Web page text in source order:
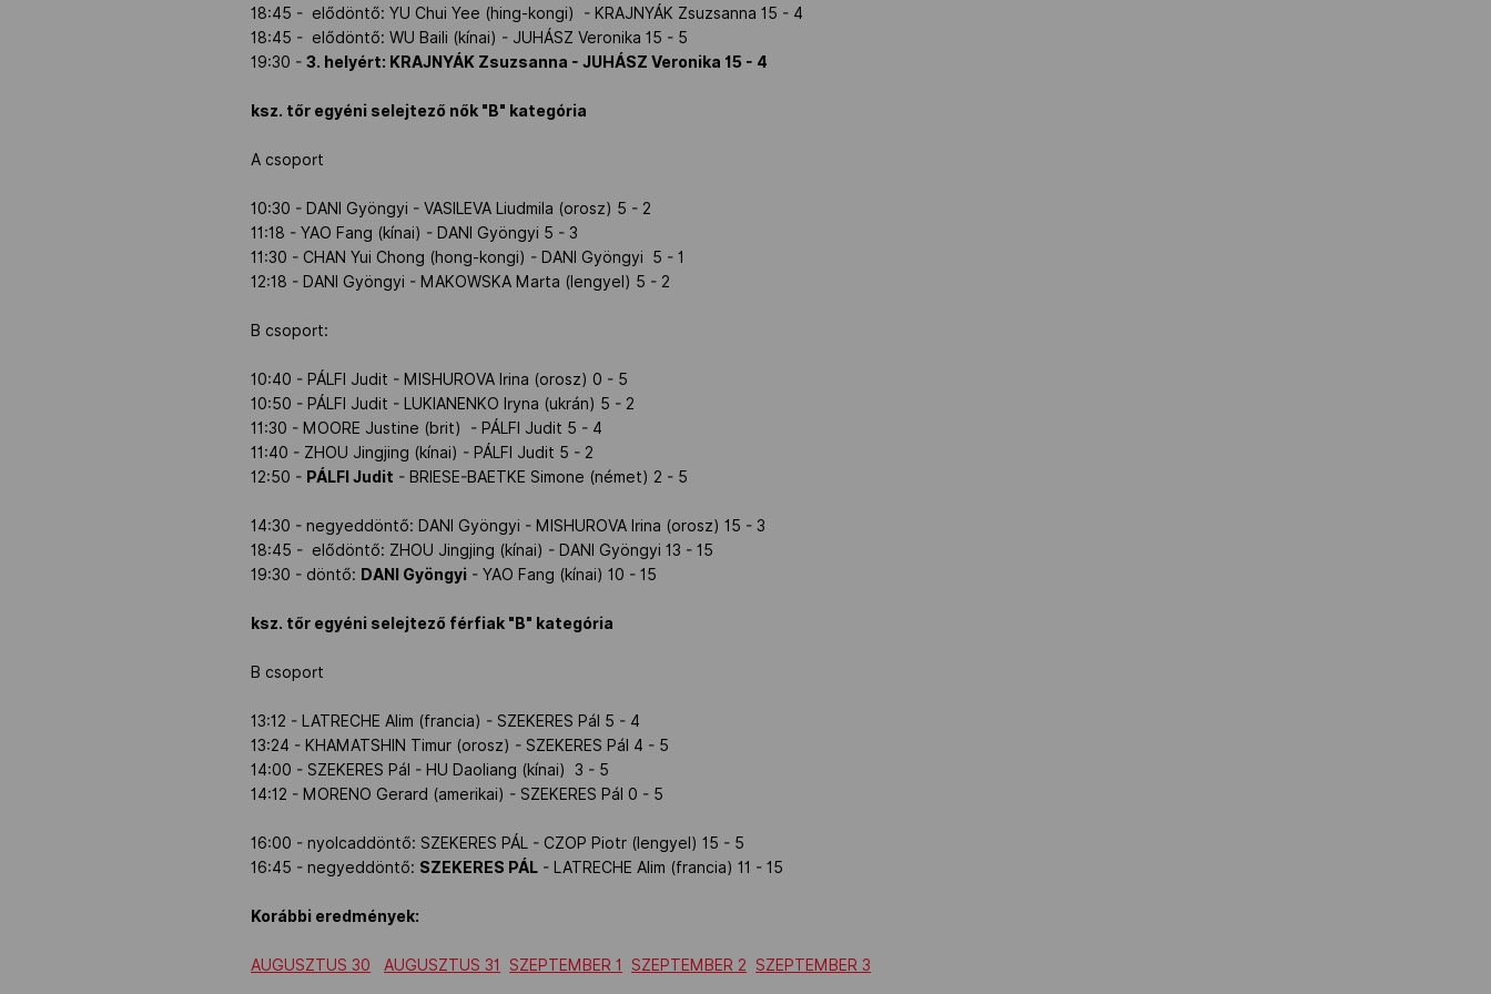
18:45 - elődöntő: YU Chui Yee (hing-kongi) - KRAJNYÁK Zsuzsanna 15 - 4
18:45 - elődöntő: WU Baili (kínai) - JUHÁSZ Veronika 15 - 5
19:30 -3. helyért: KRAJNYÁK Zsuzsanna - JUHÁSZ Veronika 15 - 4
ksz. tőr egyéni selejtező nők "B" kategória
A csoport
10:30 - DANI Gyöngyi - VASILEVA Liudmila (orosz) 5 - 2
11:18 - YAO Fang (kínai) - DANI Gyöngyi 5 - 3
11:30 - CHAN Yui Chong (hong-kongi) - DANI Gyöngyi 5 - 1
12:18 - DANI Gyöngyi - MAKOWSKA Marta (lengyel) 5 - 2
B csoport:
10:40 - PÁLFI Judit - MISHUROVA Irina (orosz) 0 - 5
10:50 - PÁLFI Judit - LUKIANENKO Iryna (ukrán) 5 - 2
11:30 - MOORE Justine (brit) - PÁLFI Judit 5 - 4
11:40 - ZHOU Jingjing (kínai) - PÁLFI Judit 5 - 2
12:50 - PÁLFI Judit - BRIESE-BAETKE Simone (német) 2 - 5
14:30 - negyeddöntő: DANI Gyöngyi - MISHUROVA Irina (orosz) 15 - 3
18:45 - elődöntő: ZHOU Jingjing (kínai) - DANI Gyöngyi 13 - 15
19:30 - döntő: DANI Gyöngyi - YAO Fang (kínai) 10 - 15
ksz. tőr egyéni selejtező férfiak "B" kategória
B csoport
13:12 - LATRECHE Alim (francia) - SZEKERES Pál 5 - 4
13:24 - KHAMATSHIN Timur (orosz) - SZEKERES Pál 4 - 5
14:00 - SZEKERES Pál - HU Daoliang (kínai) 3 - 5
14:12 - MORENO Gerard (amerikai) - SZEKERES Pál 0 - 5
16:00 - nyolcaddöntő: SZEKERES PÁL - CZOP Piotr (lengyel) 15 - 5
16:45 - negyeddöntő: SZEKERES PÁL - LATRECHE Alim (francia) 11 - 15
Korábbi eredmények:
AUGUSZTUS 30 AUGUSZTUS 31 SZEPTEMBER 1 SZEPTEMBER 2 SZEPTEMBER 3